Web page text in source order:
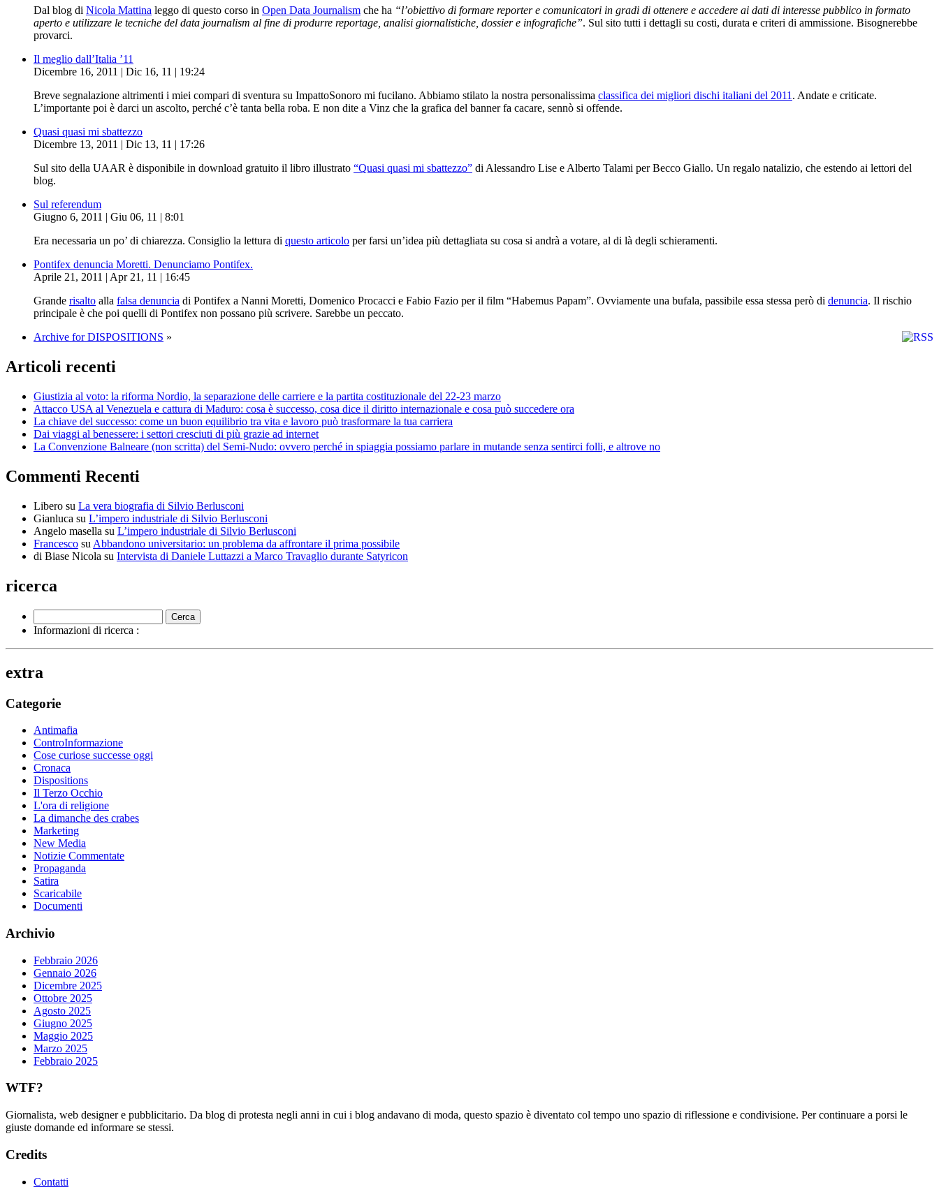
Dal blog di Nicola Mattina leggo di questo corso in Open Data Journalism che ha “l’obiettivo di formare reporter e comunicatori in gradi di ottenere e accedere ai dati di interesse pubblico in formato
aperto e utilizzare le tecniche del data journalism al fine di produrre reportage, analisi giornalistiche, dossier e infografiche”. Sul sito tutti i dettagli su costi, durata e criteri di ammissione. Bisognerebbe
provarci.
Il meglio dall’Italia ’11
Dicembre 16, 2011 | Dic 16, 11 | 19:24
Breve segnalazione altrimenti i miei compari di sventura su ImpattoSonoro mi fucilano. Abbiamo stilato la nostra personalissima classifica dei migliori dischi italiani del 2011 . Andate e criticate.
L’importante poi è darci un ascolto, perché c’è tanta bella roba. E non dite a Vinz che la grafica del banner fa cacare, sennò si offende.
Quasi quasi mi sbattezzo
Dicembre 13, 2011 | Dic 13, 11 | 17:26
Sul sito della UAAR è disponibile in download gratuito il libro illustrato “Quasi quasi mi sbattezzo” di Alessandro Lise e Alberto Talami per Becco Giallo. Un regalo natalizio, che estendo ai lettori del
blog.
Sul referendum
Giugno 6, 2011 | Giu 06, 11 | 8:01
Era necessaria un po’ di chiarezza. Consiglio la lettura di questo articolo per farsi un’idea più dettagliata su cosa si andrà a votare, al di là degli schieramenti.
Pontifex denuncia Moretti. Denunciamo Pontifex.
Aprile 21, 2011 | Apr 21, 11 | 16:45
Grande risalto alla falsa denuncia di Pontifex a Nanni Moretti, Domenico Procacci e Fabio Fazio per il film “Habemus Papam”. Ovviamente una bufala, passibile essa stessa però di denuncia. Il rischio
principale è che poi quelli di Pontifex non possano più scrivere. Sarebbe un peccato.
Archive for DISPOSITIONS »
Articoli recenti
Giustizia al voto: la riforma Nordio, la separazione delle carriere e la partita costituzionale del 22-23 marzo
Attacco USA al Venezuela e cattura di Maduro: cosa è successo, cosa dice il diritto internazionale e cosa può succedere ora
La chiave del successo: come un buon equilibrio tra vita e lavoro può trasformare la tua carriera
Dai viaggi al benessere: i settori cresciuti di più grazie ad internet
La Convenzione Balneare (non scritta) del Semi-Nudo: ovvero perché in spiaggia possiamo parlare in mutande senza sentirci folli, e altrove no
Commenti Recenti
Libero su La vera biografia di Silvio Berlusconi
Gianluca su L’impero industriale di Silvio Berlusconi
Angelo masella su L’impero industriale di Silvio Berlusconi
Francesco su Abbandono universitario: un problema da affrontare il prima possibile
di Biase Nicola su Intervista di Daniele Luttazzi a Marco Travaglio durante Satyricon
ricerca
Informazioni di ricerca :
extra
Categorie
Antimafia
ControInformazione
Cose curiose successe oggi
Cronaca
Dispositions
Il Terzo Occhio
L'ora di religione
La dimanche des crabes
Marketing
New Media
Notizie Commentate
Propaganda
Satira
Scaricabile
Documenti
Archivio
Febbraio 2026
Gennaio 2026
Dicembre 2025
Ottobre 2025
Agosto 2025
Giugno 2025
Maggio 2025
Marzo 2025
Febbraio 2025
WTF?
Giornalista, web designer e pubblicitario. Da blog di protesta negli anni in cui i blog andavano di moda, questo spazio è diventato col tempo uno spazio di riflessione e condivisione. Per continuare a porsi le
giuste domande ed informare se stessi.
Credits
Contatti